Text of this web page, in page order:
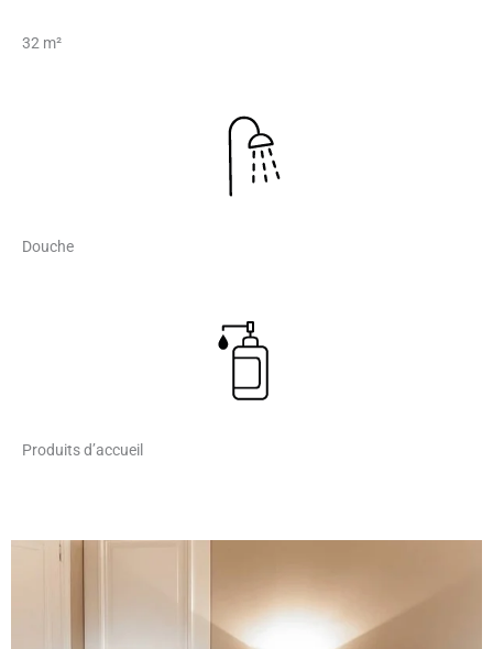
32 m²
Douche
Produits d’accueil